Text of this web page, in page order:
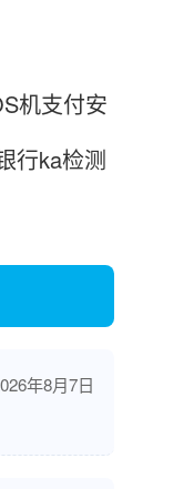
机支付安
行ka检测
年8月7日